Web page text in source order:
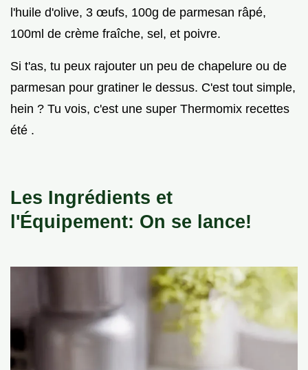
l'huile d'olive, 3 œufs, 100g de parmesan râpé,
100ml de crème fraîche, sel, et poivre.
Si t'as, tu peux rajouter un peu de chapelure ou de
parmesan pour gratiner le dessus. C'est tout simple,
hein ? Tu vois, c'est une super Thermomix recettes
été .
Les Ingrédients et
l'Équipement: On se lance!